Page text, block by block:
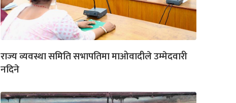
राज्य व्यवस्था समिति सभापतिमा माओवादीले उम्मेदवारी
नदिने